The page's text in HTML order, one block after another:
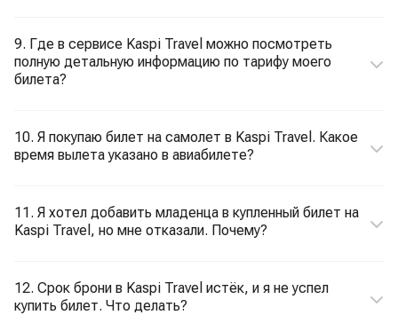
9. Где в сервисе Kaspi Travel можно посмотреть
полную детальную информацию по тарифу моего
билета?
10. Я покупаю билет на самолет в Kaspi Travel. Какое
время вылета указано в авиабилете?
11. Я хотел добавить младенца в купленный билет на
Kaspi Travel, но мне отказали. Почему?
12. Срок брони в Kaspi Travel истёк, и я не успел
купить билет. Что делать?